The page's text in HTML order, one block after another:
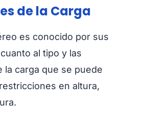
de la Carga
es conocido por sus
al tipo y las
la carga que se puede
en altura,